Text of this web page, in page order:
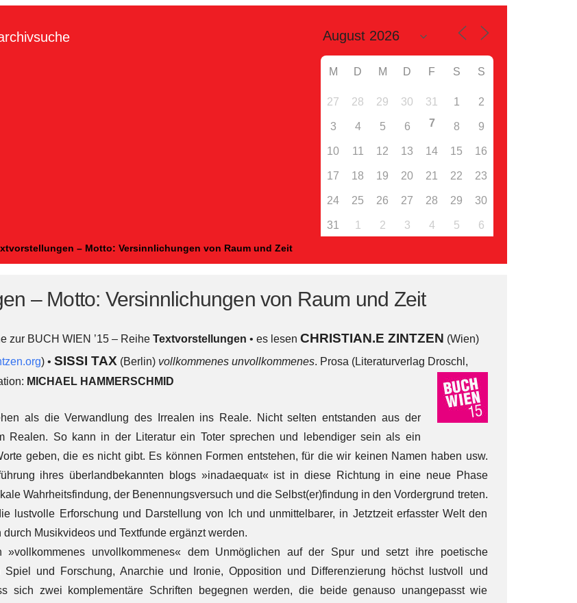
M D M D F S S
27 28 29 30 31 1 2
3 4 5 6 7 8 9
10 11 12 13 14 15 16
17 18 19 20 21 22 23
24 25 26 27 28 29 30
31 1 2 3 4 5 6
– Motto: Versinnlichungen von Raum und Zeit
– Motto: Versinnlichungen von Raum und Zeit
zur BUCH WIEN ’15 – ReiheTextvorstellungen • es lesenCHRISTIAN.E ZINTZEN (Wien)
) •SISSI TAX (Berlin) vollkommenes unvollkommenes. Prosa (Literaturverlag Droschl,
MICHAEL HAMMERSCHMID
als die Verwandlung des Irrealen ins Reale. Nicht selten entstanden aus der
Realen. So kann in der Literatur ein Toter sprechen und lebendiger sein als ein
geben, die es nicht gibt. Es können Formen entstehen, für die wir keinen Namen haben usw.
ihres überlandbekannten blogs »inadaequat« ist in diese Richtung in eine neue Phase
Wahrheitsfindung, der Benennungsversuch und die Selbst(er)findung in den Vordergrund treten.
lustvolle Erforschung und Darstellung von Ich und unmittelbarer, in Jetztzeit erfasster Welt den
Musikvideos und Textfunde ergänzt werden.
unvollkommenes« dem Unmöglichen auf der Spur und setzt ihre poetische
Spiel und Forschung, Anarchie und Ironie, Opposition und Differenzierung höchst lustvoll und
sich zwei komplementäre Schriften begegnen werden, die beide genauso unangepasst wie